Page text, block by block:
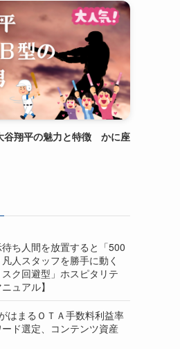
谷翔平の魅力と特徴 かに座
待ち人間を放置すると「500
人スタッフを勝手に動く
ク回避型」ホスピタリテ
ュアル】
はまるＯＴＡ手数料利益率
ド選定、コンテンツ資産